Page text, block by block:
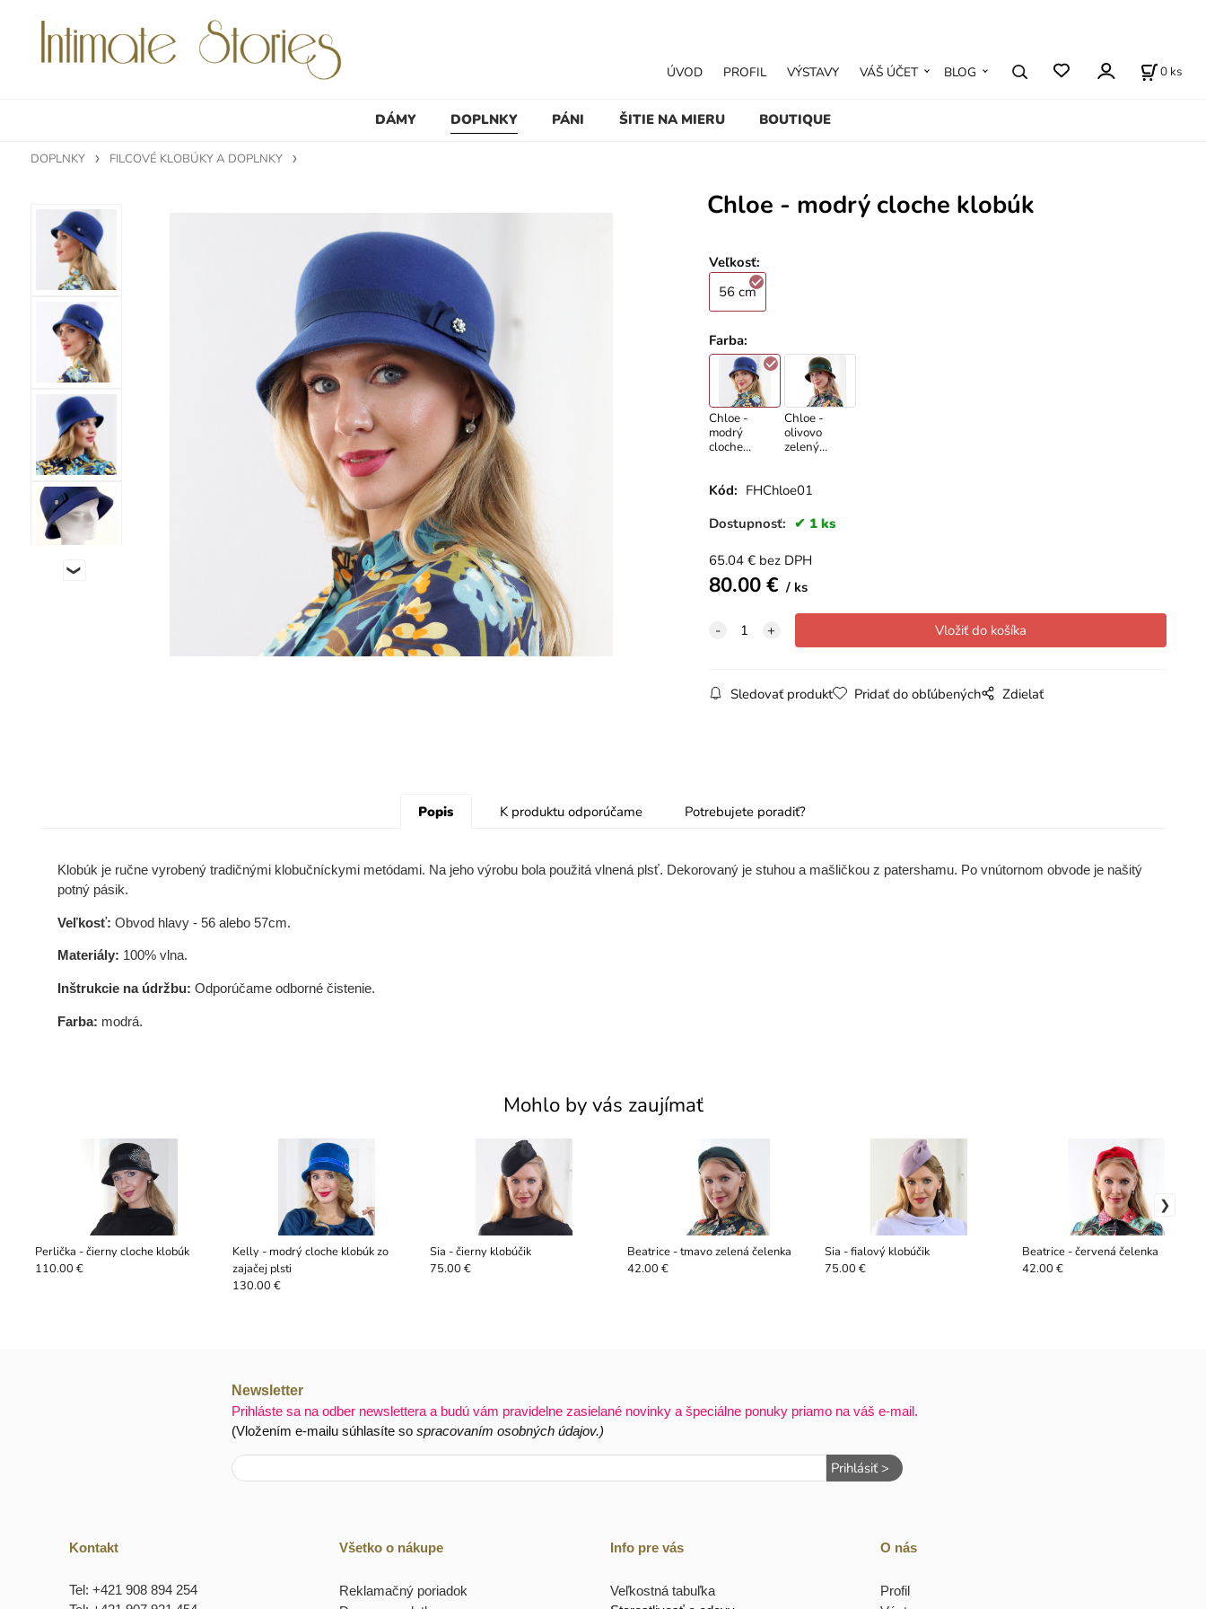
DÁMY DOPLNKY PÁNI ŠITIE NA MIERU BOUTIQUE
ÚVOD PROFIL VÝSTAVY VÁŠ ÚČET BLOG 0 ks
DOPLNKY FILCOVÉ KLOBÚKY A DOPLNKY
Chloe - modrý cloche klobúk
Veľkosť:
56 cm
Farba:
Chloe -
modrý
cloche
Chloe -
olivovo
zelený
Kód: FHChloe01
Dostupnosť:
1 ks
65.04€ bez DPH
80.00€ ks
Sledovať produkt Pridať do obľúbených Zdielať
Popis K produktu odporúčame Potrebujete poradiť?
Klobúk je ručne vyrobený tradičnými klobučníckymi metódami. Na jeho výrobu bola použitá vlnená plsť. Dekorovaný je stuhou a mašličkou z patershamu. Po vnútornom obvode je našitý
potný pásik.
Veľkosť: Obvod hlavy - 56 alebo 57cm.
Materiály: 100% vlna.
Inštrukcie na údržbu: Odporúčame odborné čistenie.
Farba: modrá.
Mohlo by vás zaujímať
Perlička - čierny cloche klobúk
110.00 €
Kelly - modrý cloche klobúk zo
zajačej plsti
130.00 €
Sia - čierny klobúčik
75.00 €
Beatrice - tmavo zelená čelenka
42.00 €
Sia - fialový klobúčik
75.00 €
Beatrice - červená čelenka
42.00 €
Newsletter
Prihláste sa na odber newslettera a budú vám pravidelne zasielané novinky a špeciálne ponuky priamo na váš e-mail.
(Vložením e-mailu súhlasíte so spracovaním osobných údajov.)
Prihlásiť >
Kontakt
Tel: +421 908 894 254
Všetko o nákupe
Reklamačný poriadok
Info pre vás
Veľkostná tabuľka
O nás
Profil